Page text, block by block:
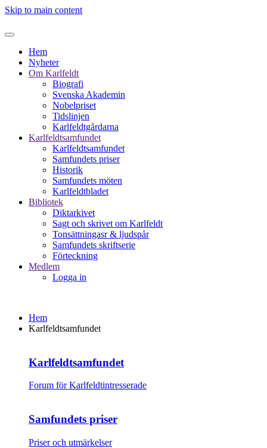
Skip to main content
Hem
Nyheter
Om Karlfeldt
Biografi
Svenska Akademin
Nobelpriset
Tidslinjen
Karlfeldtgårdarna
Karlfeldtsamfundet
Karlfeldtsamfundet
Samfundets priser
Historik
Samfundets möten
Karlfeldtbladet
Bibliotek
Diktarkivet
Sagt och skrivet om Karlfeldt
Tonsättningasr & ljudspår
Samfundets skriftserie
Förteckning
Medlem
Logga in
Hem
Karlfeldtsamfundet
Karlfeldtsamfundet
Forum för Karlfeldtintresserade
Samfundets priser
Priser och utmärkelser